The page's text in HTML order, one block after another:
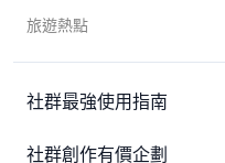
旅遊熱點
社群最強使用指南
社群創作有價企劃